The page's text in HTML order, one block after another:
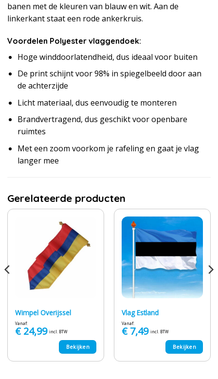
banen met de kleuren van blauw en wit. Aan de
linkerkant staat een rode ankerkruis.
Voordelen Polyester vlaggendoek:
Hoge winddoorlatendheid, dus ideaal voor buiten
De print schijnt voor 98% in spiegelbeeld door aan
de achterzijde
Licht materiaal, dus eenvoudig te monteren
Brandvertragend, dus geschikt voor openbare
ruimtes
Met een zoom voorkom je rafeling en gaat je vlag
langer mee
Gerelateerde producten
Wimpel Overijssel
Vanaf:
€24,99 incl. BTW
Bekijken
Vlag Estland
Vanaf:
€7,49 incl. BTW
Bekijken